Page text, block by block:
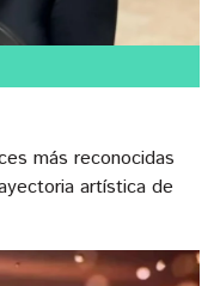
más reconocidas
artística de